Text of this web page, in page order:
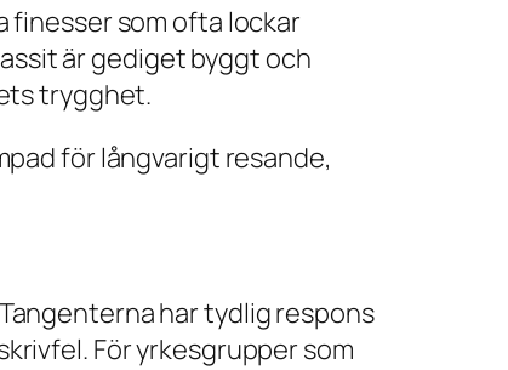
finesser som ofta lockar
är gediget byggt och
trygghet.
för långvarigt resande,
har tydlig respons
För yrkesgrupper som